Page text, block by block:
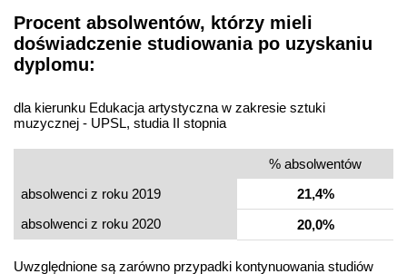
Procent absolwentów, którzy mieli
doświadczenie studiowania po uzyskaniu
dyplomu:
dla kierunku Edukacja artystyczna w zakresie sztuki
muzycznej - UPSL, studia II stopnia
% absolwentów
absolwenci z roku 2019
21,4%
absolwenci z roku 2020
20,0%
Uwzględnione są zarówno przypadki kontynuowania studiów